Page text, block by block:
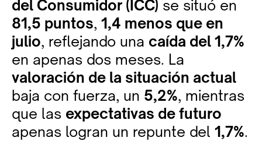
del Consumidor (ICC) se situó en
81,5 puntos, 1,4 menos que en
julio, reflejando una caída del 1,7%
en apenas dos meses. La
valoración de la situación actual
baja con fuerza, un 5,2%, mientras
que las expectativas de futuro
apenas logran un repunte del 1,7%.